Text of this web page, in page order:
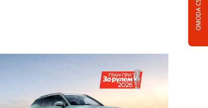
OMODA C5